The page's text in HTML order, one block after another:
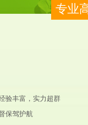
专业
验丰富，实力超群
保驾护航